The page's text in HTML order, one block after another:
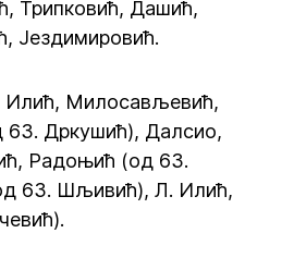
Трипковић, Дашић,
Јездимировић.
Милосављевић,
63. Дркушић), Далсио,
Радоњић (од 63.
63. Шљивић), Л. Илић,